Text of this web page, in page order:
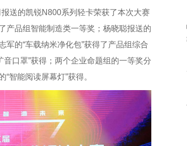
送的凯锐N800系列轻卡荣获了本次大赛
产品组智能制造类一等奖；杨晓聪报送的
军的“车载纳米净化包”获得了产品组综合
口罩”获得；两个企业命题组的一等奖分
智能阅读屏幕灯”获得。